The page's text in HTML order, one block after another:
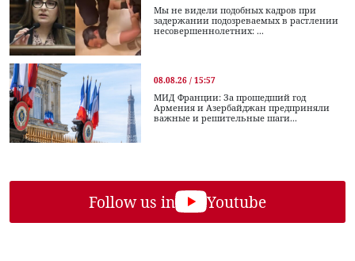
Мы не видели подобных кадров при
задержании подозреваемых в растлении
несовершеннолетних: ...
08.08.26 / 15:57
МИД Франции: За прошедший год
Армения и Азербайджан предприняли
важные и решительные шаги...
Follow us in Youtube